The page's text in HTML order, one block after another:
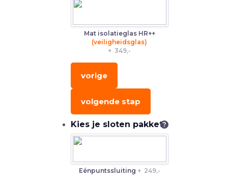
Mat isolatieglas HR++
(veiligheidsglas)
+ 349,-
vorige
volgende stap
Kies je sloten pakket?
Eénpuntssluiting + 249,-